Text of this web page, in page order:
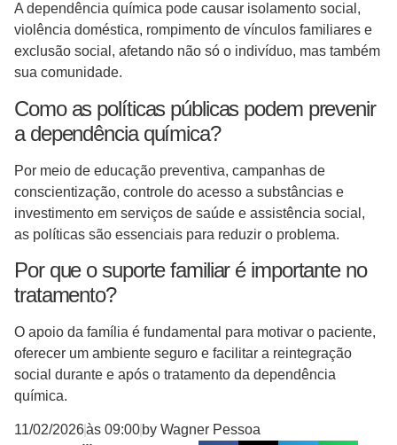
A dependência química pode causar isolamento social,
violência doméstica, rompimento de vínculos familiares e
exclusão social, afetando não só o indivíduo, mas também
sua comunidade.
Como as políticas públicas podem prevenir
a dependência química?
Por meio de educação preventiva, campanhas de
conscientização, controle do acesso a substâncias e
investimento em serviços de saúde e assistência social,
as políticas são essenciais para reduzir o problema.
Por que o suporte familiar é importante no
tratamento?
O apoio da família é fundamental para motivar o paciente,
oferecer um ambiente seguro e facilitar a reintegração
social durante e após o tratamento da dependência
química.
11/02/2026às 09:00 by Wagner Pessoa